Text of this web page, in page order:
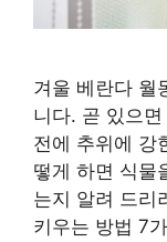
겨울 베란다 월
니다. 곧 있으
전에 추위에 강
떻게 하면 식물
는지 알려 드리
키우는 방법 7